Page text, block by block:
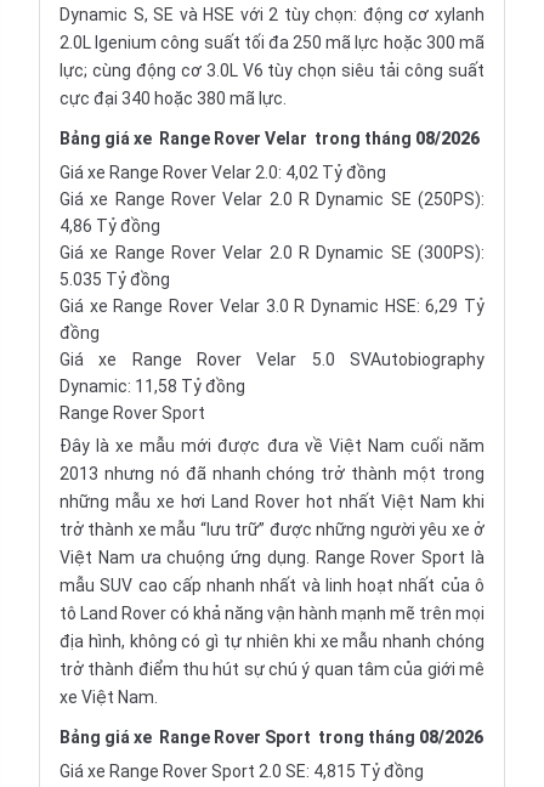
Dynamic S, SE và HSE với 2 tùy chọn: động cơ xylanh
2.0L Igenium công suất tối đa 250 mã lực hoặc 300 mã
lực; cùng động cơ 3.0L V6 tùy chọn siêu tải công suất
cực đại 340 hoặc 380 mã lực.
Bảng giá xe Range Rover Velar trong tháng 08/2026
Giá xe Range Rover Velar 2.0: 4,02 Tỷ đồng
Giá xe Range Rover Velar 2.0 R Dynamic SE (250PS):
4,86 Tỷ đồng
Giá xe Range Rover Velar 2.0 R Dynamic SE (300PS):
5.035 Tỷ đồng
Giá xe Range Rover Velar 3.0 R Dynamic HSE: 6,29 Tỷ
đồng
Giá xe Range Rover Velar 5.0 SVAutobiography
Dynamic: 11,58 Tỷ đồng
Range Rover Sport
Đây là xe mẫu mới được đưa về Việt Nam cuối năm
2013 nhưng nó đã nhanh chóng trở thành một trong
những mẫu xe hơi Land Rover hot nhất Việt Nam khi
trở thành xe mẫu “lưu trữ” được những người yêu xe ở
Việt Nam ưa chuộng ứng dụng. Range Rover Sport là
mẫu SUV cao cấp nhanh nhất và linh hoạt nhất của ô
tô Land Rover có khả năng vận hành mạnh mẽ trên mọi
địa hình, không có gì tự nhiên khi xe mẫu nhanh chóng
trở thành điểm thu hút sự chú ý quan tâm của giới mê
xe Việt Nam.
Bảng giá xe Range Rover Sport trong tháng 08/2026
Giá xe Range Rover Sport 2.0 SE: 4,815 Tỷ đồng